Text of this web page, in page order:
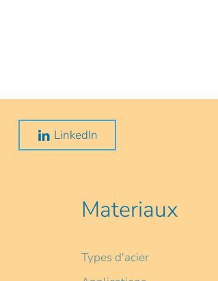
LinkedIn
Materiaux
Types d'acier